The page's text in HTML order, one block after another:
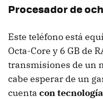
Procesador de
Este teléfono está
Octa-Core y 6 GB de
transmisiones de un
cabe esperar de un
cuenta con